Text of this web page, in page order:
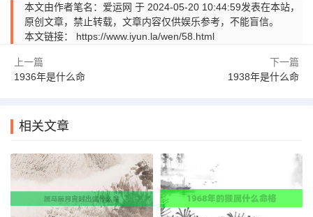
本文由作者笔名：爱运网 于 2024-05-20 10:44:59发表在本站，
原创文章，禁止转载，文章内容仅供娱乐参考，不能盲信。
本文链接： https://www.iyun.la/wen/58.html
上一篇
1936年是什么命
下一篇
1938年是什么命
相关文章